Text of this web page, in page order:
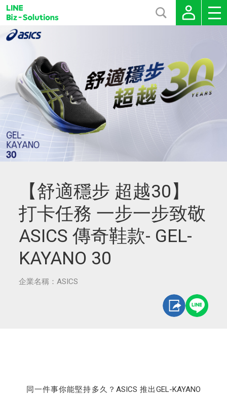
【舒適穩步 超越30】
打卡任務 一步一步致敬
ASICS 傳奇鞋款- GEL-
KAYANO 30
企業名稱：ASICS
同一件事你能堅持多久？ASICS 推出GEL-KAYANO